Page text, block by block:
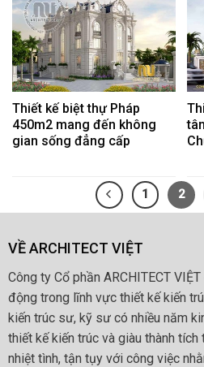
Thiết kế biệt thự Pháp
450m2 mang đến không
gian sống đẳng cấp
1 2
VỀ ARCHITECT VIỆT
Công ty Cổ phần ARCHITECT
động trong lĩnh vực thiết kế kiến
kiến trúc sư, kỹ sư có nhiều năm
thiết kế kiến trúc và giàu thành
nhiệt tình, tận tụy với công việc